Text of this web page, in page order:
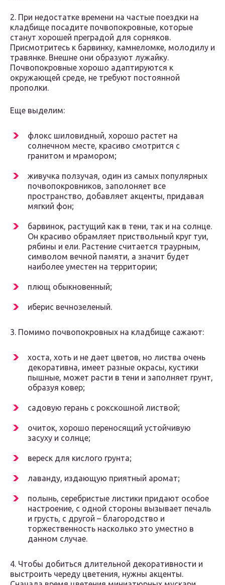
2. При недостатке времени на частые поездки на
кладбище посадите почвопокровные, которые
станут хорошей преградой для сорняков.
Присмотритесь к барвинку, камнеломке, молодилу и
травянке. Внешне они образуют лужайку.
Почвопокровные хорошо адаптируются к
окружающей среде, не требуют постоянной
прополки.
Еще выделим:
флокс шиловидный, хорошо растет на
солнечном месте, красиво смотрится с
гранитом и мрамором;
живучка ползучая, один из самых популярных
почвопокровников, заполоняет все
пространство, добавляет акценты, придавая
мягкий фон;
барвинок, растущий как в тени, так и на солнце.
Он красиво обрамляет приствольный круг туи,
рябины и ели. Растение считается траурным,
символом вечной памяти, а значит будет
наиболее уместен на территории;
плющ обыкновенный;
иберис вечнозеленый.
3. Помимо почвопокровных на кладбище сажают:
хоста, хоть и не дает цветов, но листва очень
декоративна, имеет разные окрасы, кустики
пышные, может расти в тени и заполняет грунт,
образуя ковер;
садовую герань с рокскошной листвой;
очиток, хорошо переносящий устойчивую
засуху и солнце;
вереск для кислого грунта;
лаванду, издающую приятный аромат;
полынь, серебристые листики придают особое
настроение, с одной стороны вызывает печаль
и грусть, с другой – благородство и
торжественность насколько это уместно в
данном случае.
4. Чтобы добиться длительной декоративности и
выстроить череду цветения, нужны акценты.